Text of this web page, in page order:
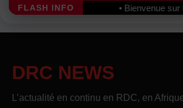
FLASH INFO • Bienvenue
DRC NEWS
L’actualité en continu en RDC, en